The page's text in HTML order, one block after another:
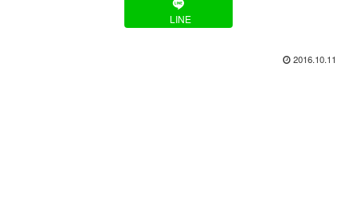
LINE
2016.10.11